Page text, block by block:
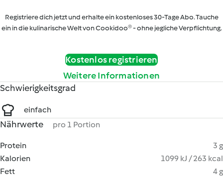
Registriere dich jetzt und erhalte ein kostenloses 30-Tage Abo. Tauche
ein in die kulinarische Welt von Cookidoo® - ohne jegliche Verpflichtung.
Kostenlos registrieren
Weitere Informationen
Schwierigkeitsgrad
einfach
Nährwerte pro 1 Portion
Protein
3 g
Kalorien
1099 kJ / 263 kcal
Fett
4 g